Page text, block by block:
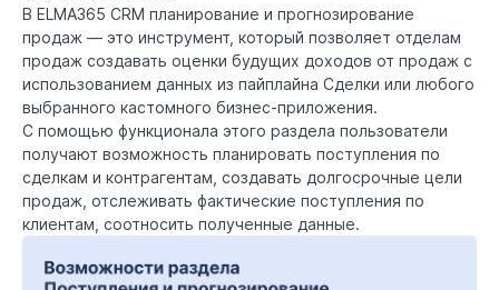
В ELMA365 CRM планирование и прогнозирование
продаж — это инструмент, который позволяет отделам
продаж создавать оценки будущих доходов от продаж с
использованием данных из пайплайна Сделки или любого
выбранного кастомного бизнес-приложения.
С помощью функционала этого раздела пользователи
получают возможность планировать поступления по
сделкам и контрагентам, создавать долгосрочные цели
продаж, отслеживать фактические поступления по
клиентам, соотносить полученные данные.